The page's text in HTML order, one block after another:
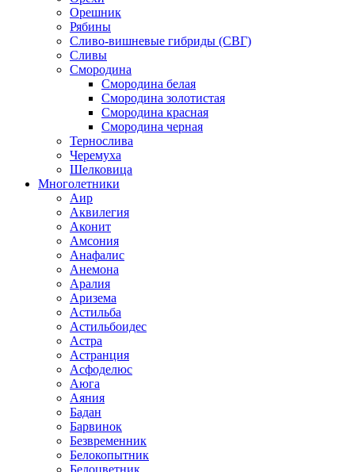
Орешник
Рябины
Сливо-вишневые гибриды (СВГ)
Сливы
Смородина
Смородина белая
Смородина золотистая
Смородина красная
Смородина черная
Тернослива
Черемуха
Шелковица
Многолетники
Аир
Аквилегия
Аконит
Амсония
Анафалис
Анемона
Аралия
Аризема
Астильба
Астильбоидес
Астра
Астранция
Асфоделюс
Аюга
Аяния
Бадан
Барвинок
Безвременник
Белокопытник
Белоцветник